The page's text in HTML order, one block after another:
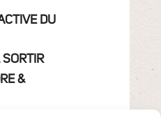
DU
SORTIR
&